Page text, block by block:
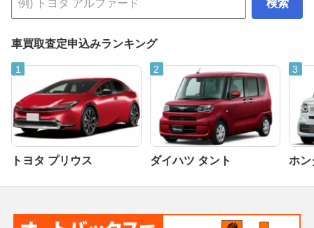
検索
車買取査定申込みランキング
トヨタ プリウス ダイハツ タント ホン